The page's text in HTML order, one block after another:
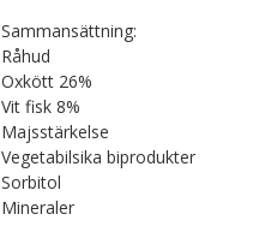
Sammansättning:
Råhud
Oxkött 26%
Vit fisk 8%
Majsstärkelse
Vegetabilsika biprodukter
Sorbitol
Mineraler